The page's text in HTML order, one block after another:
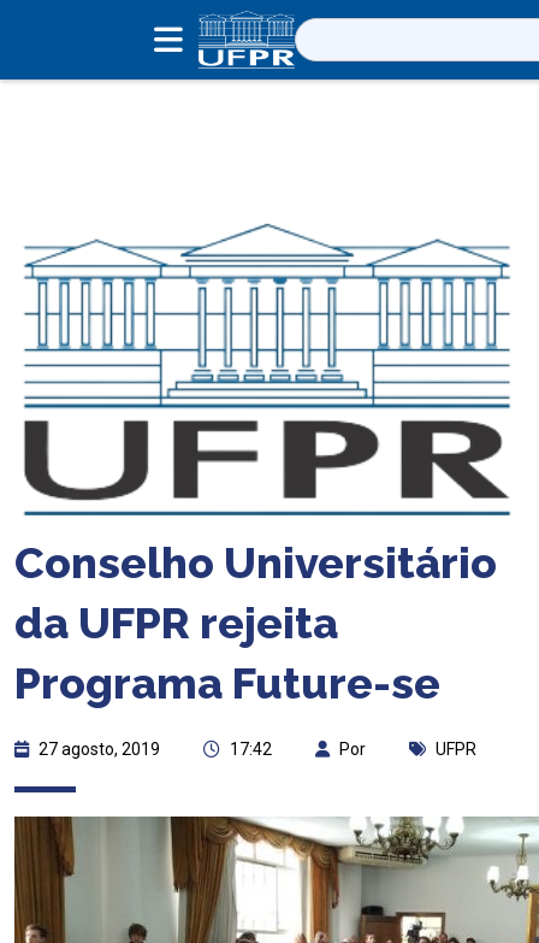
Pesquisar
por:
Conselho Universitário
da UFPR rejeita
Programa Future-se
27 agosto, 2019 17:42 Por UFPR